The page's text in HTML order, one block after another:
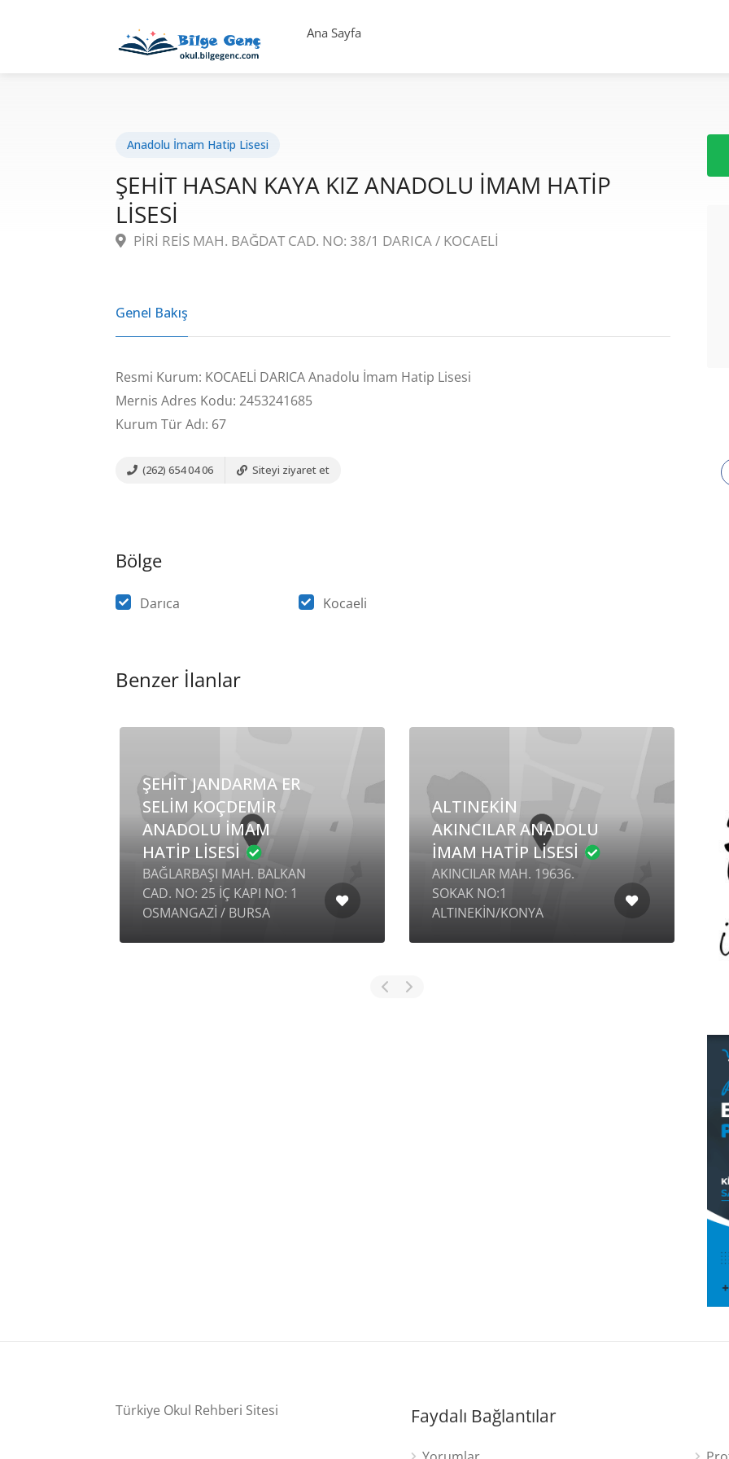
Ana Sayfa
Anadolu İmam Hatip Lisesi
ŞEHİT HASAN KAYA KIZ ANADOLU İMAM HATİP
LİSESİ
PİRİ REİS MAH. BAĞDAT CAD. NO: 38/1 DARICA / KOCAELİ
Genel Bakış
Resmi Kurum: KOCAELİ DARICA Anadolu İmam Hatip Lisesi
Mernis Adres Kodu: 2453241685
Kurum Tür Adı: 67
(262) 654 04 06 Siteyi ziyaret et
Bölge
Darıca Kocaeli
Benzer İlanlar
ŞEHİT JANDARMA ER
SELİM KOÇDEMİR
ANADOLU İMAM
HATİP LİSESİ
BAĞLARBAŞI MAH. BALKAN
CAD. NO: 25 İÇ KAPI NO: 1
OSMANGAZİ / BURSA
ALTINEKİN
AKINCILAR ANADOLU
İMAM HATİP LİSESİ
AKINCILAR MAH. 19636.
SOKAK NO:1
ALTINEKİN/KONYA
Türkiye Okul Rehberi Sitesi Faydalı Bağlantılar